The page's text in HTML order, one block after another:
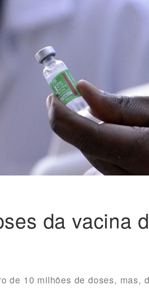
da vacina
de 10 milhões de doses, mas,